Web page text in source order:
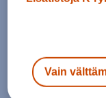
tietokonetta
etutasku (ei
tarjoavat
pienille
Vain